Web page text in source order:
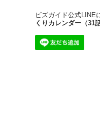
ビズガイド公式LINE
くりカレンダー（31